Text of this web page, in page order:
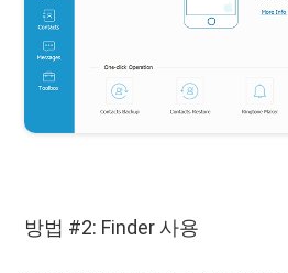
방법 #2: Finder 사용